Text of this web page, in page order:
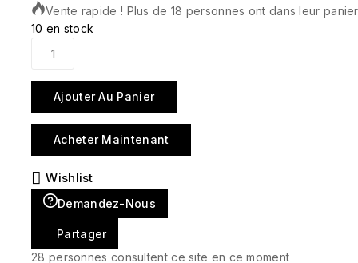
Vente rapide ! Plus de 18 personnes ont dans leur panier
10 en stock
Ajouter Au Panier
Acheter Maintenant
Wishlist
Demandez-Nous
Partager
28 personnes consultent ce site en ce moment